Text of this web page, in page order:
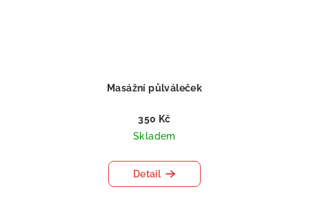
Masážní půlváleček
350 Kč
Skladem
Detail